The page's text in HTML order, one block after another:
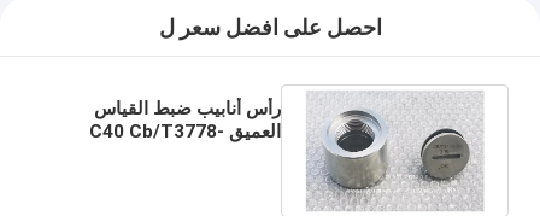
احصل على افضل سعر ل
رأس أنابيب ضبط القياس
العميق C40 Cb/T3778-